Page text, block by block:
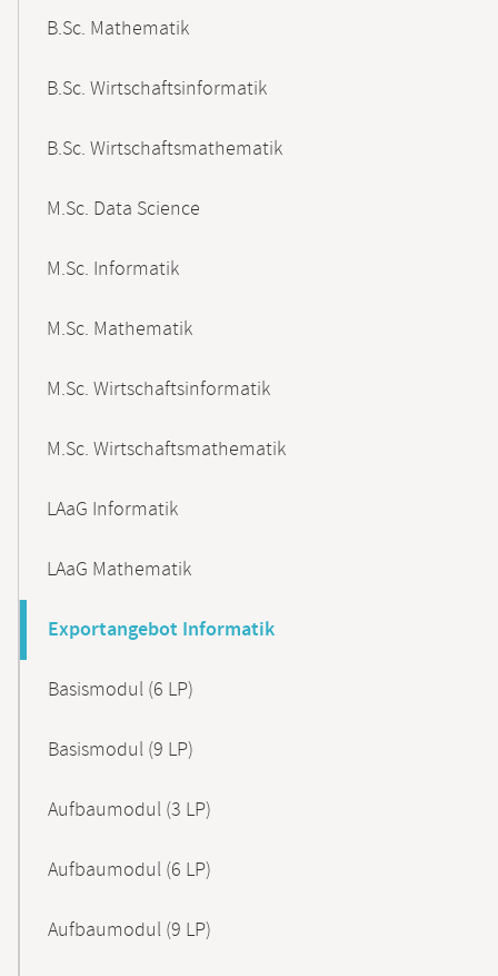
B.Sc. Mathematik
B.Sc. Wirtschaftsinformatik
B.Sc. Wirtschaftsmathematik
M.Sc. Data Science
M.Sc. Informatik
M.Sc. Mathematik
M.Sc. Wirtschaftsinformatik
M.Sc. Wirtschaftsmathematik
LAaG Informatik
LAaG Mathematik
Exportangebot Informatik
Basismodul (6 LP)
Basismodul (9 LP)
Aufbaumodul (3 LP)
Aufbaumodul (6 LP)
Aufbaumodul (9 LP)